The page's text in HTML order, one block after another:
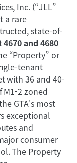
Inc. (“JLL”
a rare
state-of-
4670 and 4680
“Property” or
tenant
with 36 and 40-
M1-2 zoned
GTA's most
exceptional
and
consumer
The Property